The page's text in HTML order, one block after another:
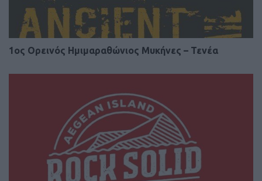
1ος Ορεινός Ημιμαραθώνιος Μυκήνες – Τενέα